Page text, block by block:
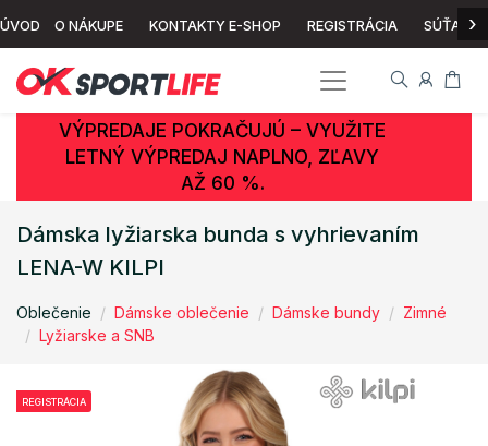
ÚVOD O NÁKUPE KONTAKTY E-SHOP REGISTRÁCIA SÚŤAŽ ›
VÝPREDAJE POKRAČUJÚ – VYUŽITE
LETNÝ VÝPREDAJ NAPLNO, ZĽAVY
AŽ 60 %.
Dámska lyžiarska bunda s vyhrievaním
LENA-W KILPI
Oblečenie Dámske oblečenie Dámske bundy
Zimné
Lyžiarske a SNB
REGISTRÁCIA